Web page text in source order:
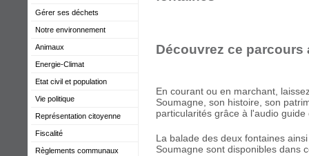
Gérer ses déchets
Notre environnement
Animaux
Energie-Climat
Etat civil et population
Vie politique
Représentation citoyenne
Fiscalité
Règlements communaux
Découvrez ce
En courant ou en marchant,
Soumagne, son histoire, son
particularités grâce à l'audio guide
La balade des deux fontaines
Soumagne sont disponibles dans